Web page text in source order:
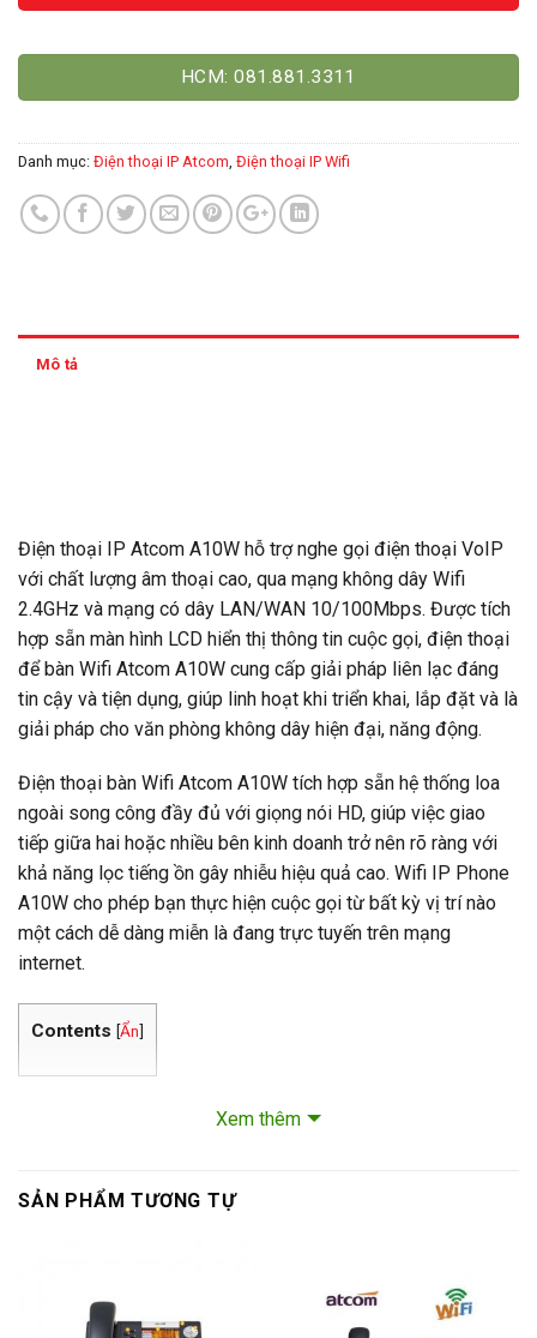
HCM: 081.881.3311
Danh mục: Điện thoại IP Atcom Điện thoại IP Wifi
Mô tả
Điện thoại IP Atcom A10W hỗ trợ nghe gọi điện thoại VoIP
với chất lượng âm thoại cao, qua mạng không dây Wifi
2.4GHz và mạng có dây LAN/WAN 10/100Mbps. Được tích
hợp sẵn màn hình LCD hiển thị thông tin cuộc gọi, điện thoại
để bàn Wifi Atcom A10W cung cấp giải pháp liên lạc đáng
tin cậy và tiện dụng, giúp linh hoạt khi triển khai, lắp đặt và là
giải pháp cho văn phòng không dây hiện đại, năng động.
Điện thoại bàn Wifi Atcom A10W tích hợp sẵn hệ thống loa
ngoài song công đầy đủ với giọng nói HD, giúp việc giao
tiếp giữa hai hoặc nhiều bên kinh doanh trở nên rõ ràng với
khả năng lọc tiếng ồn gây nhiễu hiệu quả cao. Wifi IP Phone
A10W cho phép bạn thực hiện cuộc gọi từ bất kỳ vị trí nào
một cách dễ dàng miễn là đang trực tuyến trên mạng
internet.
Contents [Ẩn]
Tính năng chính điện thoại IP Atcom A10W:
Hỗ trợ 3 tài khoản SIP
Hỗ trợ mạng không dây Wifi 2.4GHz
Xem thêm
SẢN PHẨM TƯƠNG TỰ